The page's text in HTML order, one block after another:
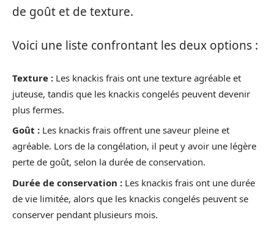
de goût et de texture.
Voici une liste confrontant les deux options :
Texture : Les knackis frais ont une texture agréable et
juteuse, tandis que les knackis congelés peuvent devenir
plus fermes.
Goût : Les knackis frais offrent une saveur pleine et
agréable. Lors de la congélation, il peut y avoir une légère
perte de goût, selon la durée de conservation.
Durée de conservation : Les knackis frais ont une durée
de vie limitée, alors que les knackis congelés peuvent se
conserver pendant plusieurs mois.